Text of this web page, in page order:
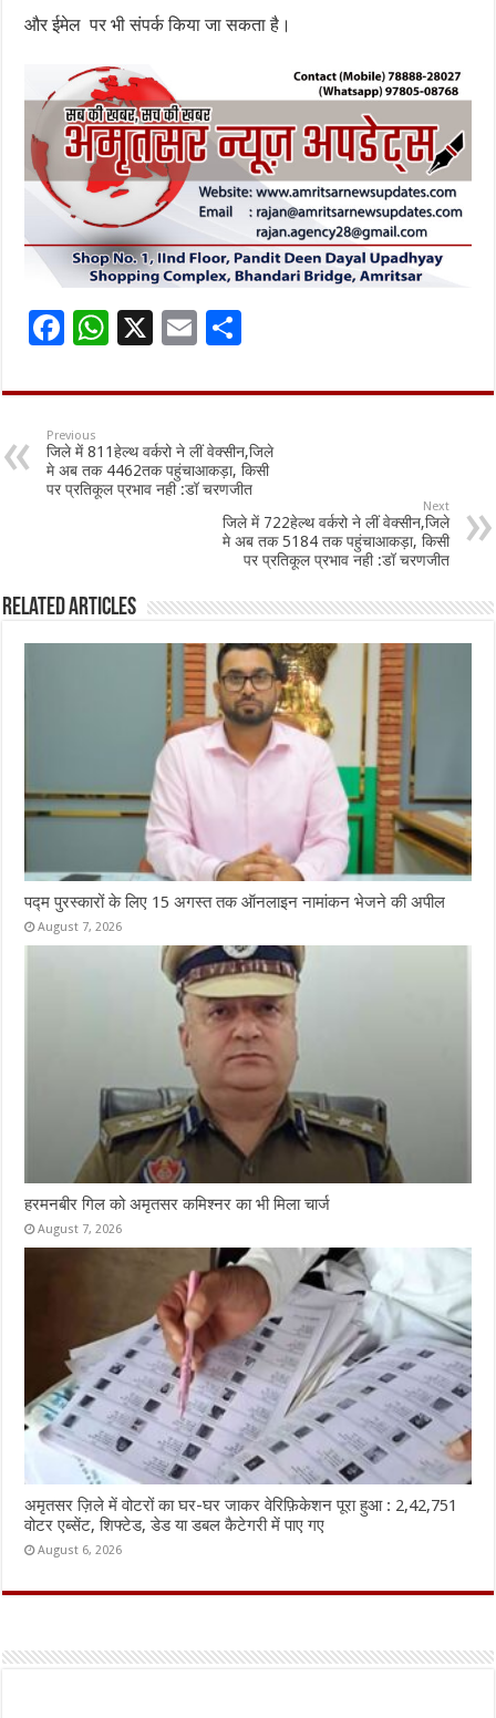
और ईमेल पर भी संपर्क किया जा सकता है।
F
e
b
o
o
W
at
sA
p
p
X
E
ai
l
ar
e
Previous
जिले में 811हेल्थ वर्करो ने लीं वेक्सीन,जिले
मे अब तक 4462तक पहुंचाआकड़ा, किसी
पर प्रतिकूल प्रभाव नही :डॉ चरणजीत
Next
जिले में 722हेल्थ वर्करो ने लीं वेक्सीन,जिले
मे अब तक 5184 तक पहुंचाआकड़ा, किसी
पर प्रतिकूल प्रभाव नही :डॉ चरणजीत
Related Articles
पद्म पुरस्कारों के लिए 15 अगस्त तक ऑनलाइन नामांकन भेजने की अपील
August 7, 2026
हरमनबीर गिल को अमृतसर कमिश्नर का भी मिला चार्ज
August 7, 2026
अमृतसर ज़िले में वोटरों का घर-घर जाकर वेरिफ़िकेशन पूरा हुआ : 2,42,751
वोटर एब्सेंट, शिफ्टेड, डेड या डबल कैटेगरी में पाए गए
August 6, 2026